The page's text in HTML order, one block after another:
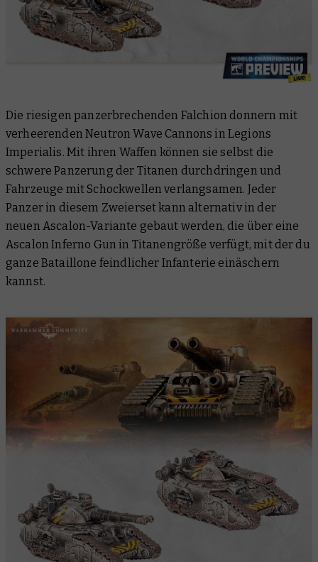
Die riesigen panzerbrechenden Falchion donnern mit
verheerenden Neutron Wave Cannons in Legions
Imperialis. Mit ihren Waffen können sie selbst die
schwere Panzerung der Titanen durchdringen und
Fahrzeuge mit Schockwellen verlangsamen. Jeder
Panzer in diesem Zweierset kann alternativ in der
neuen Ascalon-Variante gebaut werden, die über eine
Ascalon Inferno Gun in Titanengröße verfügt, mit der du
ganze Bataillone feindlicher Infanterie einäschern
kannst.